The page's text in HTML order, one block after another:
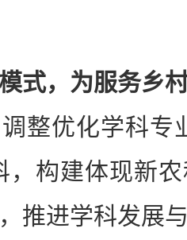
式，为服务乡
整优化学科专
，构建体现新
推进学科发展